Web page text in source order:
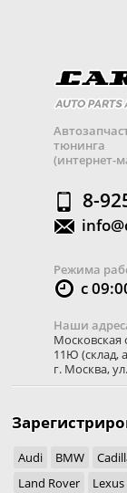
тюнинга
(интернет-
8-
Режима
с
Наши
Московская
11Ю (склад,
г. Москва,
Audi BMW
Land Rover
Lexus